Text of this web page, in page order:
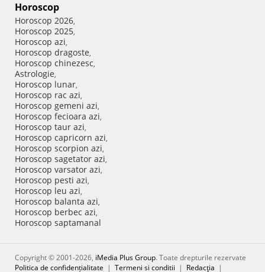
Horoscop
Horoscop 2026,
Horoscop 2025,
Horoscop azi,
Horoscop dragoste,
Horoscop chinezesc,
Astrologie,
Horoscop lunar,
Horoscop rac azi,
Horoscop gemeni azi,
Horoscop fecioara azi,
Horoscop taur azi,
Horoscop capricorn azi,
Horoscop scorpion azi,
Horoscop sagetator azi,
Horoscop varsator azi,
Horoscop pesti azi,
Horoscop leu azi,
Horoscop balanta azi,
Horoscop berbec azi,
Horoscop saptamanal
Copyright © 2001-2026, iMedia Plus Group. Toate drepturile rezervate
Politica de confidențialitate | Termeni si conditii | Redacţia |